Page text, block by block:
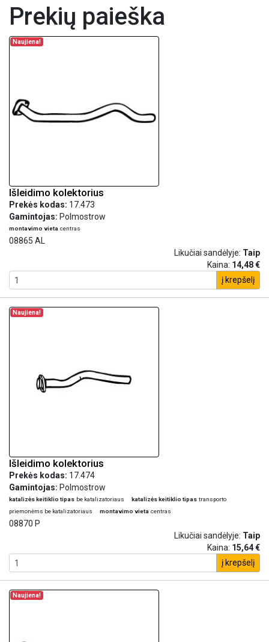
Prekių paieška
Naujiena!
Išleidimo kolektorius
Prekės kodas: 17.473
Gamintojas: Polmostrow
montavimo vieta centras
08865 AL
Likučiai sandėlyje: Taip
Kaina: 14,48 €
į krepšelį
Naujiena!
Išleidimo kolektorius
Prekės kodas: 17.474
Gamintojas: Polmostrow
katalizės keitiklio tipas be katalizatoriaus katalizės keitiklio tipas transporto
priemonėms be katalizatoriaus
montavimo vieta centras
08870 P
Likučiai sandėlyje: Taip
Kaina: 15,64 €
į krepšelį
Naujiena!